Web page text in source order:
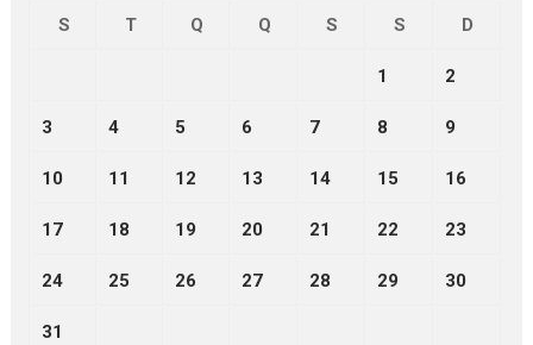
S
T Q Q S S D
1 2
3 4 5 6 7 8 9
10 11 12 13 14 15 16
17 18 19 20 21 22 23
24 25 26 27 28 29 30
31